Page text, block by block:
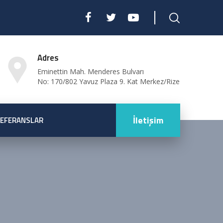
Adres
Eminettin Mah. Menderes Bulvarı
No: 170/802 Yavuz Plaza 9. Kat Merkez/Rize
İletişim